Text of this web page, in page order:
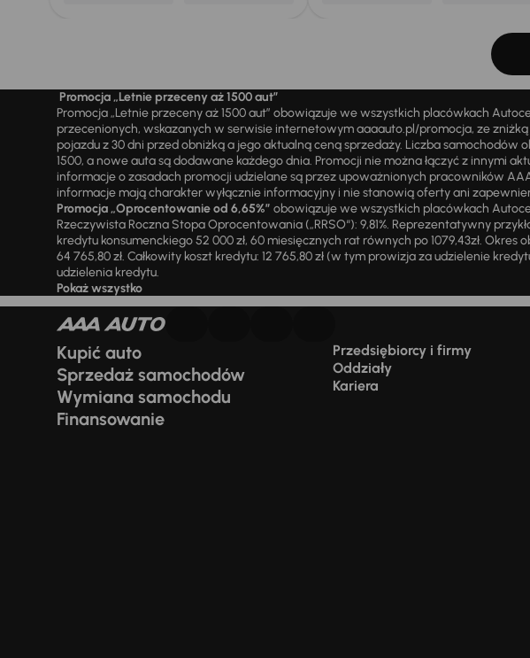
Promocja „Letnie przeceny aż 1500 aut”
Promocja „Letnie przeceny aż 1500 aut” obowiązuje we wszystkich placówkach
przecenionych, wskazanych w serwisie internetowym aaaauto.pl/promocja, ze
pojazdu z 30 dni przed obniżką a jego aktualną ceną sprzedaży. Liczba
1500, a nowe auta są dodawane każdego dnia. Promocji nie można łączyć z innymi
informacje o zasadach promocji udzielane są przez upoważnionych pracowników
informacje mają charakter wyłącznie informacyjny i nie stanowią oferty ani
Promocja „Oprocentowanie od 6,65%” obowiązuje we wszystkich placówkach
Rzeczywista Roczna Stopa Oprocentowania („RRSO“): 9,81%. Reprezentatywny
kredytu konsumenckiego 52 000 zł, 60 miesięcznych rat równych po 1079,43zł.
64 765,80 zł. Całkowity koszt kredytu: 12 765,80 zł (w tym prowizja za udzielenie
udzielenia kredytu.
Pokaż wszystko
Kupić auto
Sprzedaż samochodów
Wymiana samochodu
Finansowanie
Przedsiębiorcy i firmy
Oddziały
Kariera